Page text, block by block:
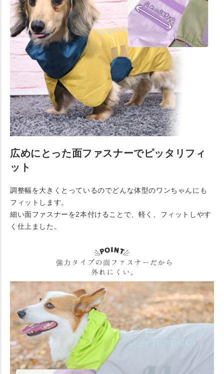
広めにとった面ファスナーでピッタリフィ
ット
調整幅を大きくとっているのでどんな体型のワンちゃんにも
フィットします。
細い面ファスナーを2本付けることで、軽く、フィットしやす
く仕上ました。